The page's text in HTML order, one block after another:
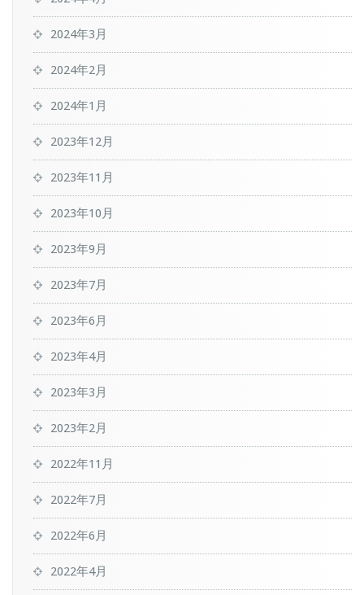
2024年3月
2024年2月
2024年1月
2023年12月
2023年11月
2023年10月
2023年9月
2023年7月
2023年6月
2023年4月
2023年3月
2023年2月
2022年11月
2022年7月
2022年6月
2022年4月